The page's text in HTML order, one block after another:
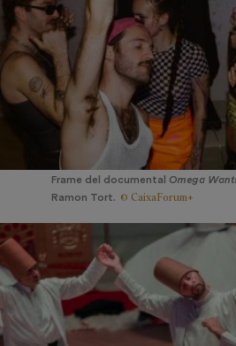
Frame del documental Omega
Ramon Tort. © CaixaForum+